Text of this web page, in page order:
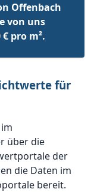
Offenbach
von uns
pro m².
für
über die
der
die Daten im
bereit.